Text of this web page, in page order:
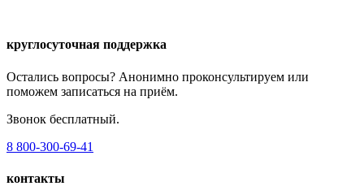
круглосуточная поддержка
Остались вопросы? Анонимно проконсультируем или
поможем записаться на приём.
Звонок бесплатный.
8 800-300-69-41
контакты